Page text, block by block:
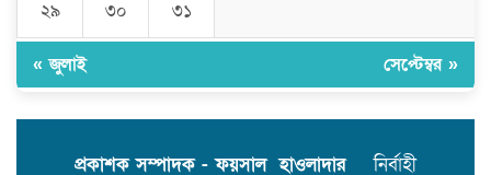
নিষেধাজ্ঞা অমান্য করে ঘর নির্মাণ,যে
কোনো সময় ঘটতে পারে বড় রকমের
সংঘর্ষ।
খেলাকে কেন্দ্র করে হাতুড়ি পেটায়
২৯ ৩০ ৩১
« জুলাই সেপ্টেম্বর »
প্রকাশক সম্পাদক - ফয়সাল হাওলাদার
নির্বাহী